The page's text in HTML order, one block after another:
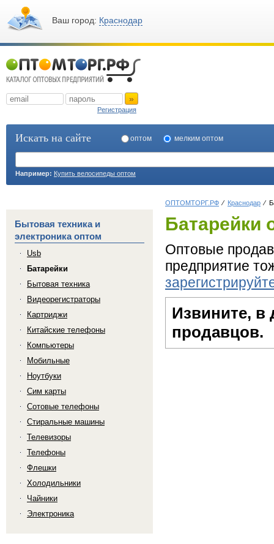
Ваш город: Краснодар
»
Регистрация
Искать на сайте оптом мелким оптом
Например: Купить велосипеды оптом
ОПТОМТОРГ.РФ Краснодар
Батарейки
Оптовые
предприятие
Извините, в
продавцов.
Бытовая техника и
электроника оптом
Usb
Батарейки
Бытовая техника
Видеорегистраторы
Картриджи
Китайские телефоны
Компьютеры
Мобильные
Ноутбуки
Сим карты
Сотовые телефоны
Стиральные машины
Телевизоры
Телефоны
Флешки
Холодильники
Чайники
Электроника